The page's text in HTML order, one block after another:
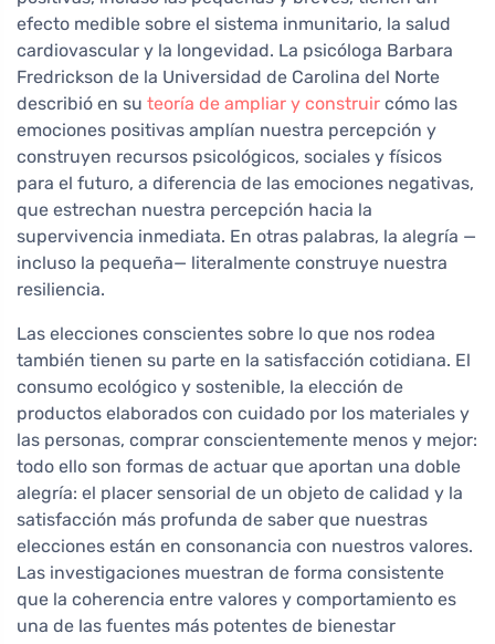
efecto medible sobre el sistema inmunitario, la salud
cardiovascular y la longevidad. La psicóloga Barbara
Fredrickson de la Universidad de Carolina del Norte
describió en su teoría de ampliar y construir cómo las
emociones positivas amplían nuestra percepción y
construyen recursos psicológicos, sociales y físicos
para el futuro, a diferencia de las emociones negativas,
que estrechan nuestra percepción hacia la
supervivencia inmediata. En otras palabras, la alegría —
incluso la pequeña— literalmente construye nuestra
resiliencia.
Las elecciones conscientes sobre lo que nos rodea
también tienen su parte en la satisfacción cotidiana. El
consumo ecológico y sostenible, la elección de
productos elaborados con cuidado por los materiales y
las personas, comprar conscientemente menos y mejor:
todo ello son formas de actuar que aportan una doble
alegría: el placer sensorial de un objeto de calidad y la
satisfacción más profunda de saber que nuestras
elecciones están en consonancia con nuestros valores.
Las investigaciones muestran de forma consistente
que la coherencia entre valores y comportamiento es
una de las fuentes más potentes de bienestar